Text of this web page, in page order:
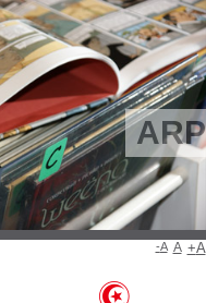
ARP
A- A A+